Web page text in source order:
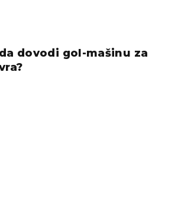
dovodi gol-mašinu za